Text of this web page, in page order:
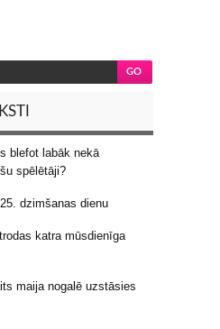
blefot labāk nekā
spēlētāji?
dzimšanas dienu
katra mūsdienīga
maija nogalē uzstāsies